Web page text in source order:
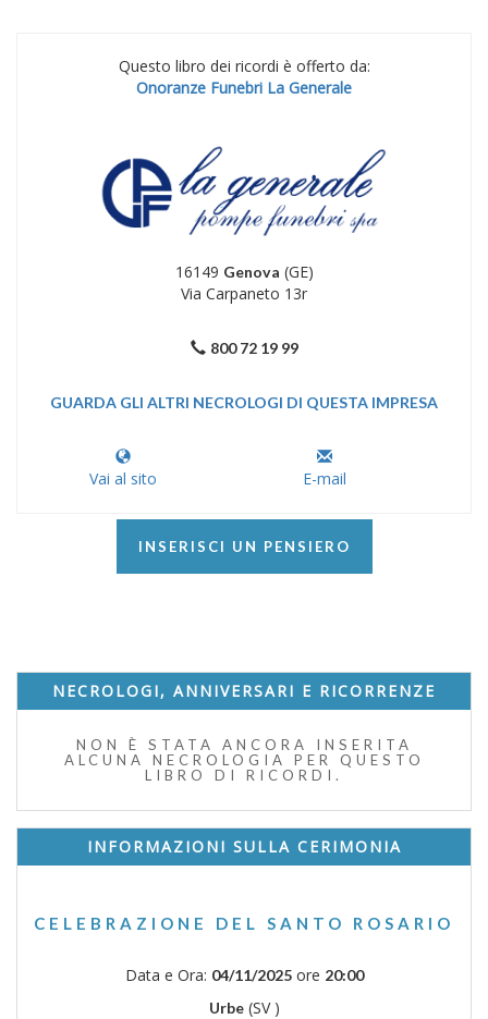
Questo libro dei ricordi è offerto da:
Onoranze Funebri La Generale
16149 Genova (GE)
Via Carpaneto 13r
800 72 19 99
GUARDA GLI ALTRI NECROLOGI DI QUESTA IMPRESA
Vai al sito E-mail
INSERISCI UN PENSIERO
NECROLOGI, ANNIVERSARI E RICORRENZE
NON È STATA ANCORA INSERITA
ALCUNA NECROLOGIA PER QUESTO
LIBRO DI RICORDI.
INFORMAZIONI SULLA CERIMONIA
CELEBRAZIONE DEL SANTO ROSARIO
Data e Ora: 04/11/2025ore 20:00
Urbe(SV )